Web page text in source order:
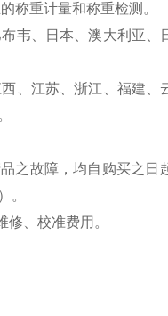
称重计量和称重检测。
韦、日本、澳大利亚、
、江苏、浙江、福建、
之故障，均自购买之
。
、校准费用。